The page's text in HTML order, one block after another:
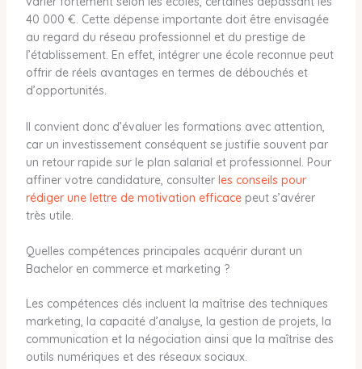
40 000 €. Cette dépense importante doit être envisagée
au regard du réseau professionnel et du prestige de
l’établissement. En effet, intégrer une école reconnue peut
offrir de réels avantages en termes de débouchés et
d’opportunités.
Il convient donc d’évaluer les formations avec attention,
car un investissement conséquent se justifie souvent par
un retour rapide sur le plan salarial et professionnel. Pour
affiner votre candidature, consulter les conseils pour
rédiger une lettre de motivation efficacepeut s’avérer
très utile.
Quelles compétences principales acquérir durant un
Bachelor en commerce et marketing ?
Les compétences clés incluent la maîtrise des techniques
marketing, la capacité d’analyse, la gestion de projets, la
communication et la négociation ainsi que la maîtrise des
outils numériques et des réseaux sociaux.